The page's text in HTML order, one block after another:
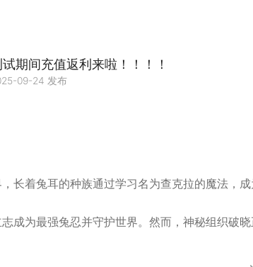
试期间充值返利来啦！！！！
09-24 发布
长着兔耳的种族通过学习名为​​查克拉​​的魔法，
成为最强兔忍并守护世界。然而，神秘组织​​破